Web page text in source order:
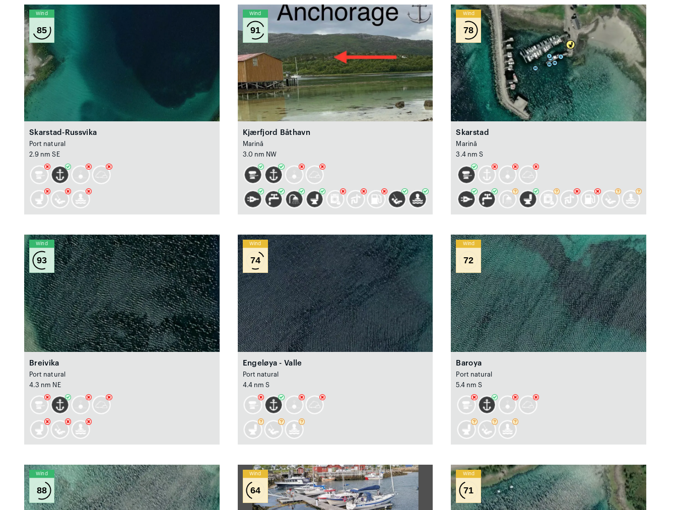
Wind
85
Skarstad-Russvika
Port natural
2.9 nm SE
Wind
91
Kjærfjord Båthavn
Marină
3.0 nm NW
Wind
78
Skarstad
Marină
3.4 nm S
Wind
93
Breivika
Port natural
4.3 nm NE
Wind
74
Engeløya - Valle
Port natural
4.4 nm S
Wind
72
Baroya
Port natural
5.4 nm S
Wind
88
Wind
64
Wind
71